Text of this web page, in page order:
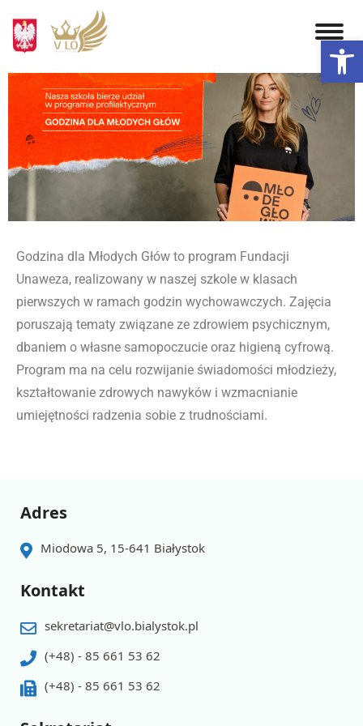
Godzina dla Młodych Głów to program Fundacji
Unaweza, realizowany w naszej szkole w klasach
pierwszych w ramach godzin wychowawczych. Zajęcia
poruszają tematy związane ze zdrowiem psychicznym,
dbaniem o własne samopoczucie oraz higieną cyfrową.
Program ma na celu rozwijanie świadomości młodzieży,
kształtowanie zdrowych nawyków i wzmacnianie
umiejętności radzenia sobie z trudnościami.
Adres
Miodowa 5, 15-641 Białystok
Kontakt
sekretariat@vlo.bialystok.pl
(+48) - 85 661 53 62
(+48) - 85 661 53 62